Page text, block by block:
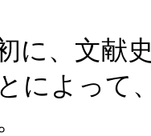
に、文献
によって